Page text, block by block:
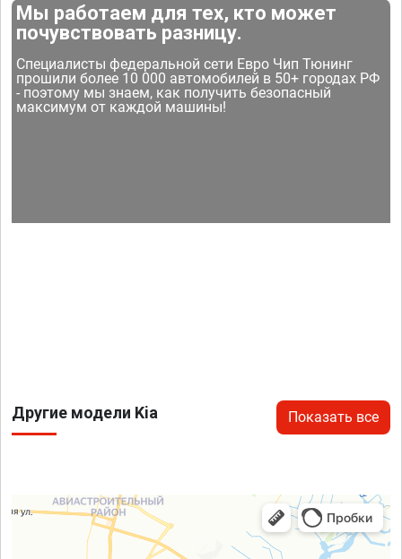
Мы работаем для тех, кто может
почувствовать разницу.
Специалисты федеральной сети Евро Чип Тюнинг
прошили более 10 000 автомобилей в 50+ городах РФ
- поэтому мы знаем, как получить безопасный
максимум от каждой машины!
Другие модели Kia Показать все